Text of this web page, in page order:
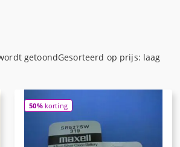
getoondGesorteerd op prijs: laag
50%korting